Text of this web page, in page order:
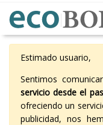
Estimado usuario,
Sentimos
servicio desde el
ofreciendo un
publicidad, nos